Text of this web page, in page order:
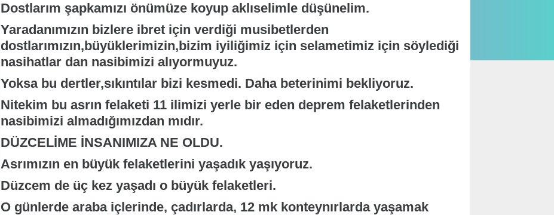
Dostlarım şapkamızı önümüze koyup aklıselimle düşünelim.
Yaradanımızın bizlere ibret için verdiği musibetlerden
dostlarımızın,büyüklerimizin,bizim iyiliğimiz için selametimiz için söylediği
nasihatlar dan nasibimizi alıyormuyuz.
Yoksa bu dertler,sıkıntılar bizi kesmedi. Daha beterinimi bekliyoruz.
Nitekim bu asrın felaketi 11 ilimizi yerle bir eden deprem felaketlerinden
nasibimizi almadığımızdan mıdır.
DÜZCELİME İNSANIMIZA NE OLDU.
Asrımızın en büyük felaketlerini yaşadık yaşıyoruz.
Düzcem de üç kez yaşadı o büyük felaketleri.
O günlerde araba içlerinde, çadırlarda, 12 mk konteynırlarda yaşamak